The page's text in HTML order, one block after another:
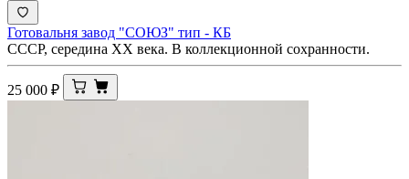
Готовальня завод "СОЮЗ" тип - КБ
СССР, середина ХХ века. В коллекционной сохранности.
25 000 ₽